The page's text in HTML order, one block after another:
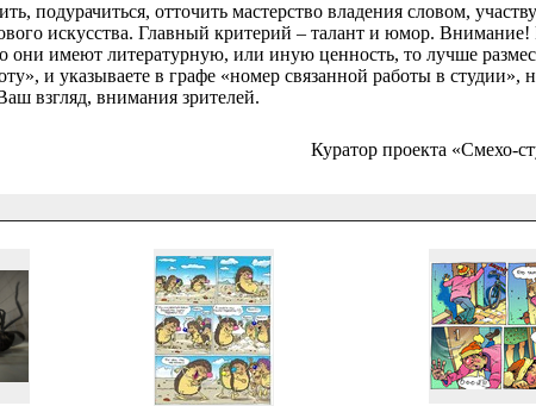
отточить мастерство владения словом,
искусства. Главный критерий – талант и юмор.
имеют литературную, или иную ценность, то лучше
и указываете в графе «номер связанной работы в студии»,
взгляд, внимания зрителей.
Куратор проекта «Смехо-